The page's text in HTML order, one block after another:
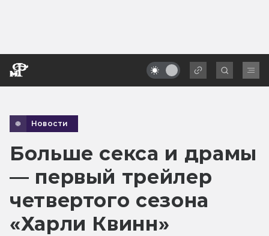
Новости
Больше секса и драмы
— первый трейлер
четвертого сезона
«Харли Квинн»